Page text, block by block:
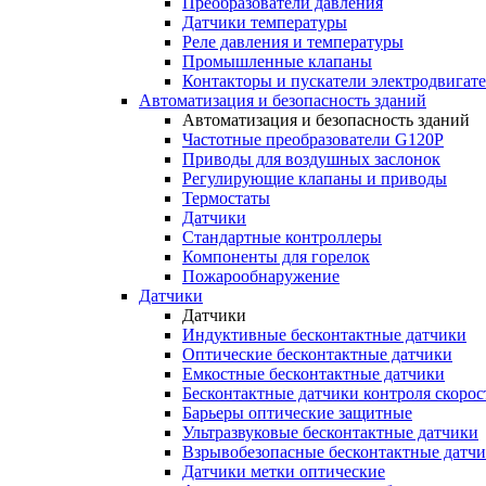
Датчики температуры
Реле давления и температуры
Промышленные клапаны
Контакторы и пускатели
Автоматизация и безопасность зданий
Автоматизация и безопасность зданий
Частотные преобразователи G120P
Приводы для воздушных заслонок
Регулирующие клапаны и приводы
Термостаты
Датчики
Стандартные контроллеры
Компоненты для горелок
Пожарообнаружение
Датчики
Датчики
Индуктивные бесконтактные датчики
Оптические бесконтактные датчики
Емкостные бесконтактные датчики
Бесконтактные датчики контроля
Барьеры оптические защитные
Ультразвуковые бесконтактные датчики
Взрывобезопасные бесконтактные
Датчики метки оптические